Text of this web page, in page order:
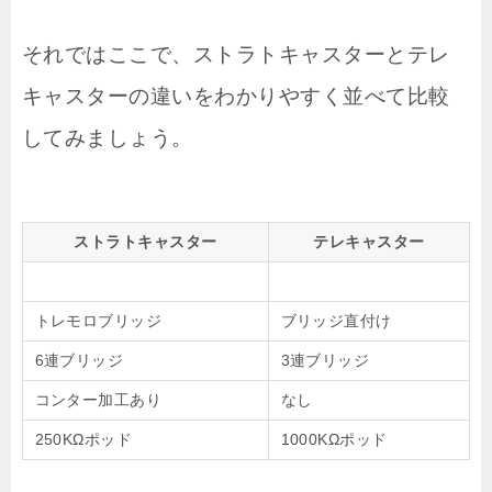
それではここで、ストラトキャスターとテレ
キャスターの違いをわかりやすく並べて比較
してみましょう。
ストラトキャスター テレキャスター
トレモロブリッジ ブリッジ直付け
6連ブリッジ 3連ブリッジ
コンター加工あり なし
250KΩポッド 1000KΩポッド